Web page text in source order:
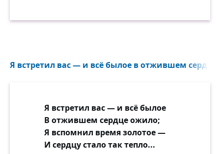
Я встретил вас — и всё былое в отжившем
Я встретил вас — и всё былое
В отжившем сердце ожило;
Я вспомнил время золотое —
И сердцу стало так тепло...